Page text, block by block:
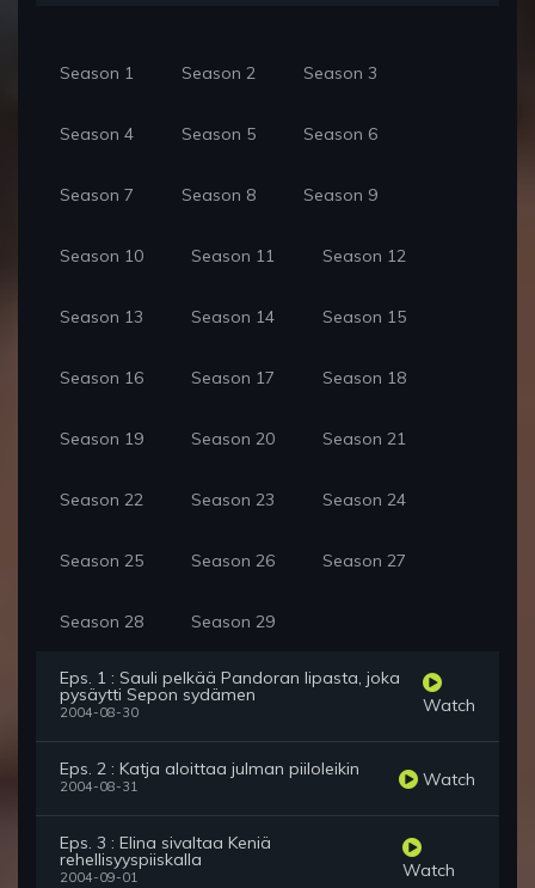
Season 1 Season 2 Season 3
Season 4 Season 5 Season 6
Season 7 Season 8 Season 9
Season 10 Season 11 Season 12
Season 13 Season 14 Season 15
Season 16 Season 17 Season 18
Season 19 Season 20 Season 21
Season 22 Season 23 Season 24
Season 25 Season 26 Season 27
Season 28 Season 29
Eps. 1 : Sauli pelkää Pandoran lipasta, joka
pysäytti Sepon sydämen
2004-08-30 Watch
Eps. 2 : Katja aloittaa julman piiloleikin
2004-08-31 Watch
Eps. 3 : Elina sivaltaa Keniä
rehellisyyspiiskalla
2004-09-01 Watch